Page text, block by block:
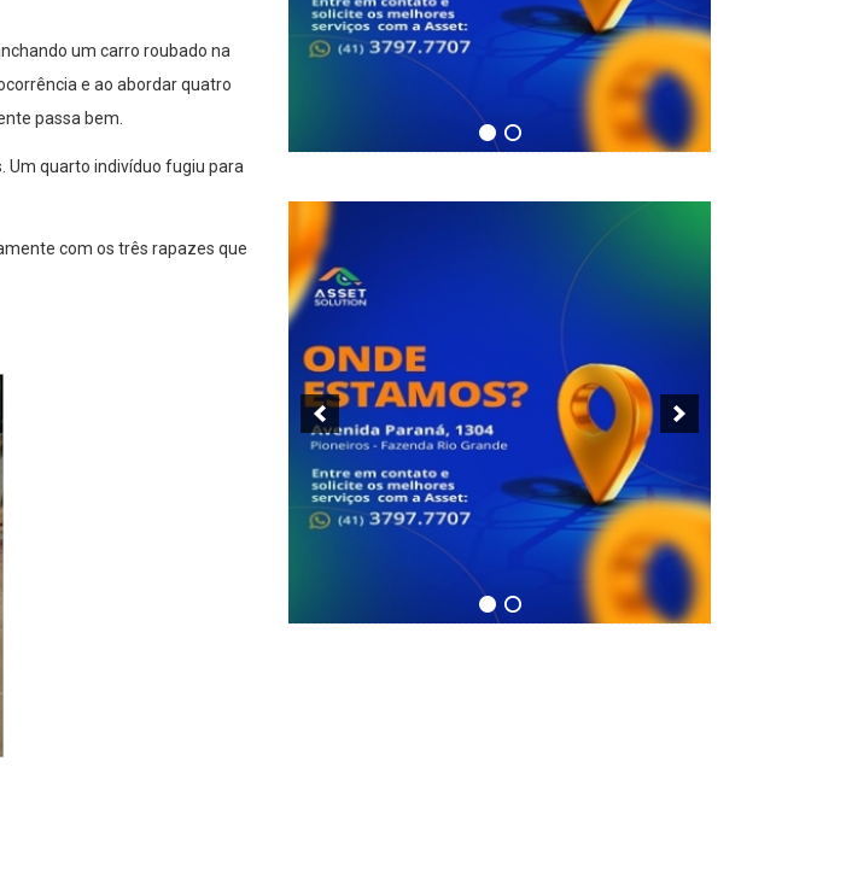
um carro roubado na
e ao abordar quatro
passa bem.
Um quarto indivíduo fugiu para
com os três rapazes que